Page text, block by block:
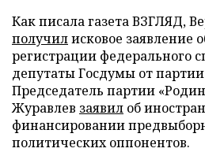
Как писала газета ВЗГЛЯД,
получилисковое заявление
регистрации федерального
депутаты Госдумы от партии
Председатель партии
Журавлев заявил об
финансировании
политических оппонентов.